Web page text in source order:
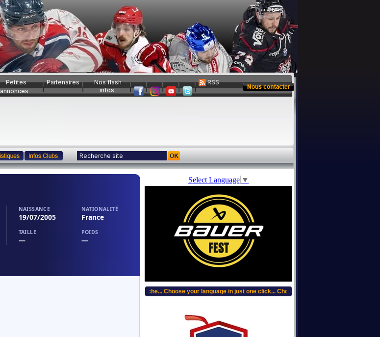
Petites
annonces
Partenaires
Nos flash
infos
RSS
NAISSANCE
19/07/2005
NATIONALITÉ
France
TAILLE
—
POIDS
—
Select Language ▼
...Bitte w�hlen Sie Ihre Sprache... Choose your language in just one click... Choisissez votre langue, clic plus